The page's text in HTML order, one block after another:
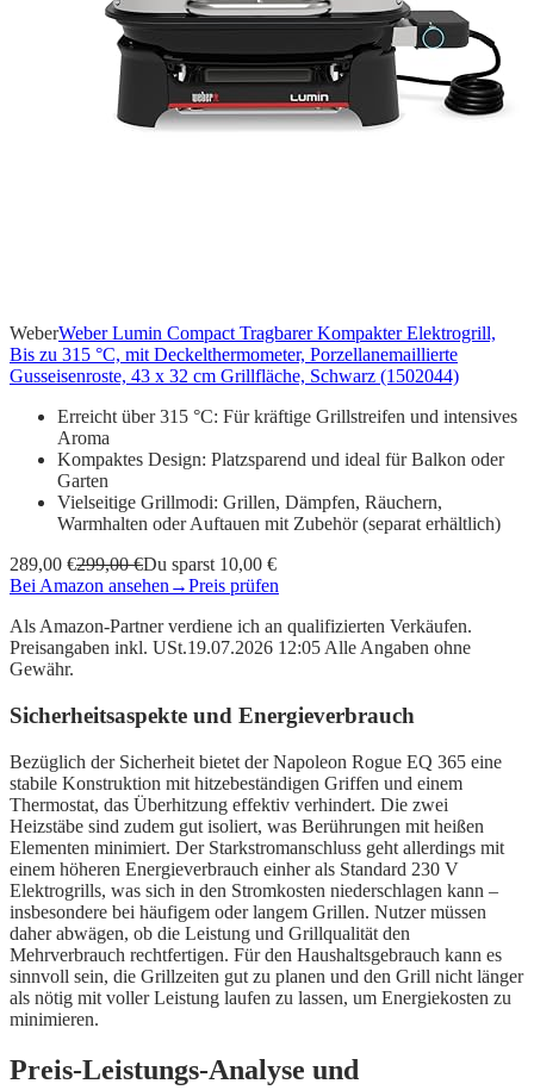
WeberWeber Lumin Compact Tragbarer Kompakter Elektrogrill,
Bis zu 315 °C, mit Deckelthermometer, Porzellanemaillierte
Gusseisenroste, 43 x 32 cm Grillfläche, Schwarz (1502044)
Erreicht über 315 °C: Für kräftige Grillstreifen und intensives
Aroma
Kompaktes Design: Platzsparend und ideal für Balkon oder
Garten
Vielseitige Grillmodi: Grillen, Dämpfen, Räuchern,
Warmhalten oder Auftauen mit Zubehör (separat erhältlich)
289,00 €299,00 €Du sparst 10,00 €
Bei Amazon ansehen→Preis prüfen
Als Amazon-Partner verdiene ich an qualifizierten Verkäufen.
Preisangaben inkl. USt.19.07.2026 12:05 Alle Angaben ohne
Gewähr.
Sicherheitsaspekte und Energieverbrauch
Bezüglich der Sicherheit bietet der Napoleon Rogue EQ 365 eine
stabile Konstruktion mit hitzebeständigen Griffen und einem
Thermostat, das Überhitzung effektiv verhindert. Die zwei
Heizstäbe sind zudem gut isoliert, was Berührungen mit heißen
Elementen minimiert. Der Starkstromanschluss geht allerdings mit
einem höheren Energieverbrauch einher als Standard 230 V
Elektrogrills, was sich in den Stromkosten niederschlagen kann –
insbesondere bei häufigem oder langem Grillen. Nutzer müssen
daher abwägen, ob die Leistung und Grillqualität den
Mehrverbrauch rechtfertigen. Für den Haushaltsgebrauch kann es
sinnvoll sein, die Grillzeiten gut zu planen und den Grill nicht länger
als nötig mit voller Leistung laufen zu lassen, um Energiekosten zu
minimieren.
Preis-Leistungs-Analyse und